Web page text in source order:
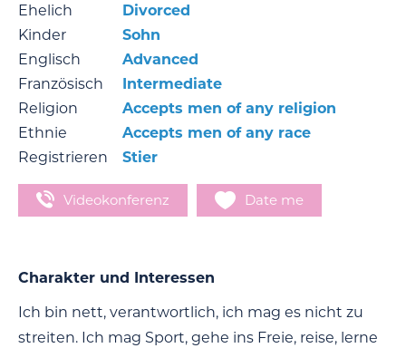
Ehelich
Divorced
Kinder
Sohn
Englisch
Advanced
Französisch
Intermediate
Religion
Accepts men of any religion
Ethnie
Accepts men of any race
Registrieren
Stier
Videokonferenz Date me
Charakter und Interessen
Ich bin nett, verantwortlich, ich mag es nicht zu
streiten. Ich mag Sport, gehe ins Freie, reise, lerne